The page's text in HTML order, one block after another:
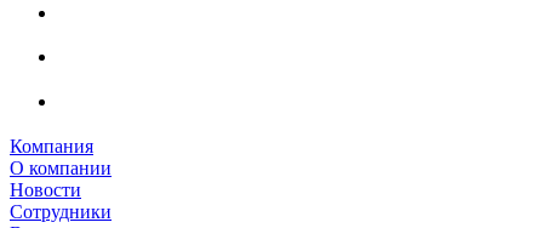
Компания
О компании
Новости
Сотрудники